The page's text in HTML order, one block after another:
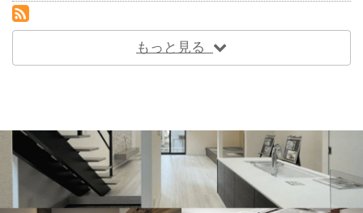
RSS(別ウィンドウで開きます)
もっと見る